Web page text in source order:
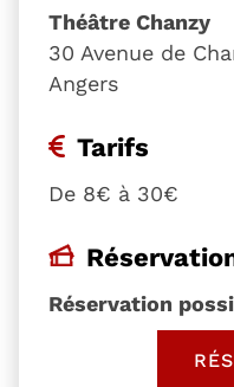
Théâtre Chanzy
30 Avenue de
Angers
Tarifs
De 8€ à 30€
Réservation